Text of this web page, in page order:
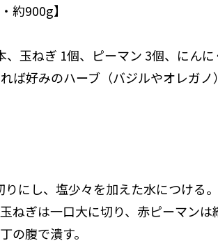
約900g】
、玉ねぎ 1個、ピーマン 3個、にん
ば好みのハーブ（バジルやオレガ
にし、塩少々を加えた水につける
ねぎは一口大に切り、赤ピーマンは
の腹で潰す。